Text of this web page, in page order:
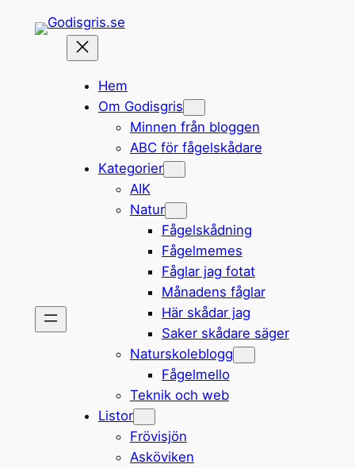
Hem
Om Godisgris
Minnen från bloggen
ABC för fågelskådare
Kategorier
AIK
Natur
Fågelskådning
Fågelmemes
Fåglar jag fotat
Månadens fåglar
Här skådar jag
Saker skådare säger
Naturskoleblogg
Fågelmello
Teknik och web
Listor
Frövisjön
Asköviken